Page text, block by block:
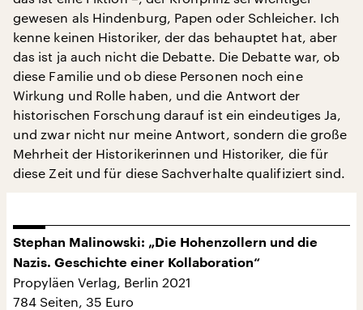
gewesen als Hindenburg, Papen oder Schleicher. Ich
kenne keinen Historiker, der das behauptet hat, aber
das ist ja auch nicht die Debatte. Die Debatte war, ob
diese Familie und ob diese Personen noch eine
Wirkung und Rolle haben, und die Antwort der
historischen Forschung darauf ist ein eindeutiges Ja,
und zwar nicht nur meine Antwort, sondern die große
Mehrheit der Historikerinnen und Historiker, die für
diese Zeit und für diese Sachverhalte qualifiziert sind.
Stephan Malinowski: „Die Hohenzollern und die
Nazis. Geschichte einer Kollaboration“
Propyläen Verlag, Berlin 2021
784 Seiten, 35 Euro